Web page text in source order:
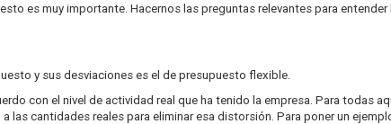
es muy importante. Hacernos las preguntas relevantes para
y sus desviaciones es el de presupuesto flexible.
con el nivel de actividad real que ha tenido la empresa. Para todas
las cantidades reales para eliminar esa distorsión. Para poner un